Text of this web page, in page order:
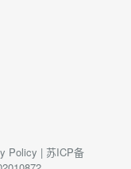
Policy | 苏ICP备